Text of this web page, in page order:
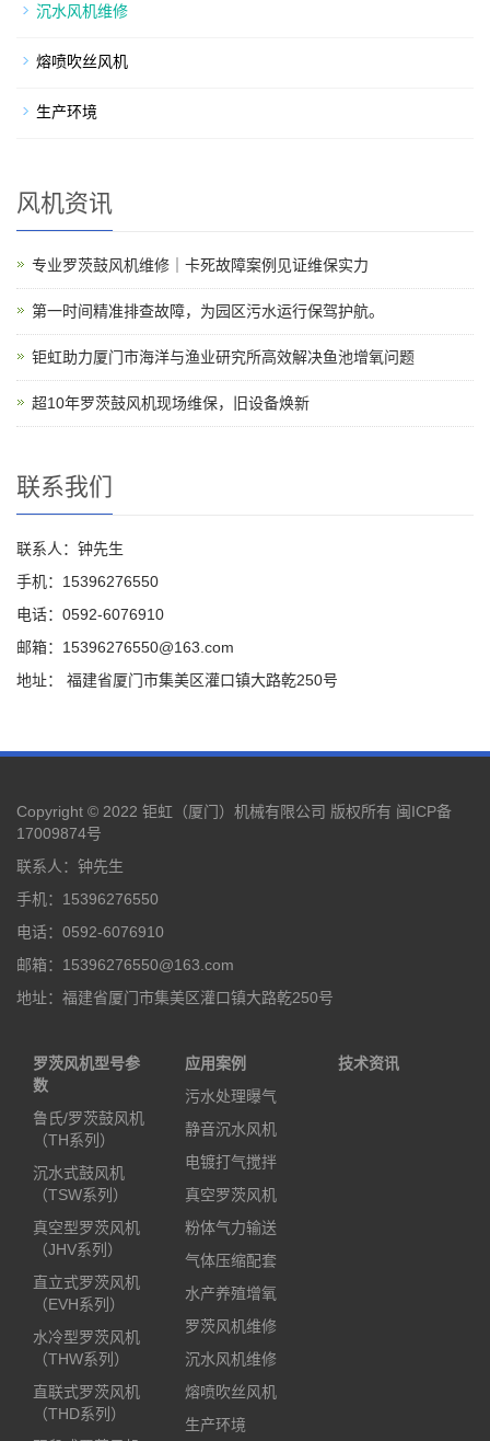
沉水风机维修
熔喷吹丝风机
生产环境
风机资讯
专业罗茨鼓风机维修｜卡死故障案例见证维保实力
第一时间精准排查故障，为园区污水运行保驾护航。
钜虹助力厦门市海洋与渔业研究所高效解决鱼池增氧问题
超10年罗茨鼓风机现场维保，旧设备焕新
联系我们
联系人：钟先生
手机：15396276550
电话：0592-6076910
邮箱：15396276550@163.com
地址： 福建省厦门市集美区灌口镇大路乾250号
Copyright © 2022 钜虹（厦门）机械有限公司 版权所有 闽ICP备
17009874号
联系人：钟先生
手机：15396276550
电话：0592-6076910
邮箱：15396276550@163.com
地址：福建省厦门市集美区灌口镇大路乾250号
罗茨风机型号参
数
鲁氏/罗茨鼓风机
（TH系列）
沉水式鼓风机
（TSW系列）
真空型罗茨风机
（JHV系列）
直立式罗茨风机
（EVH系列）
水冷型罗茨风机
（THW系列）
直联式罗茨风机
（THD系列）
应用案例
污水处理曝气
静音沉水风机
电镀打气搅拌
真空罗茨风机
粉体气力输送
气体压缩配套
水产养殖增氧
罗茨风机维修
沉水风机维修
熔喷吹丝风机
生产环境
技术资讯